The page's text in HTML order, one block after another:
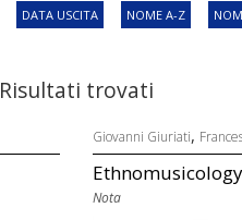
DATA USCITA NOME A-Z
Risultati trovati
Giovanni Giuriati,
Nota